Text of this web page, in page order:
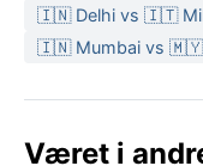
🇮🇳 Delhi vs 🇮🇹
🇮🇳 Mumbai vs 🇲🇾
Været i